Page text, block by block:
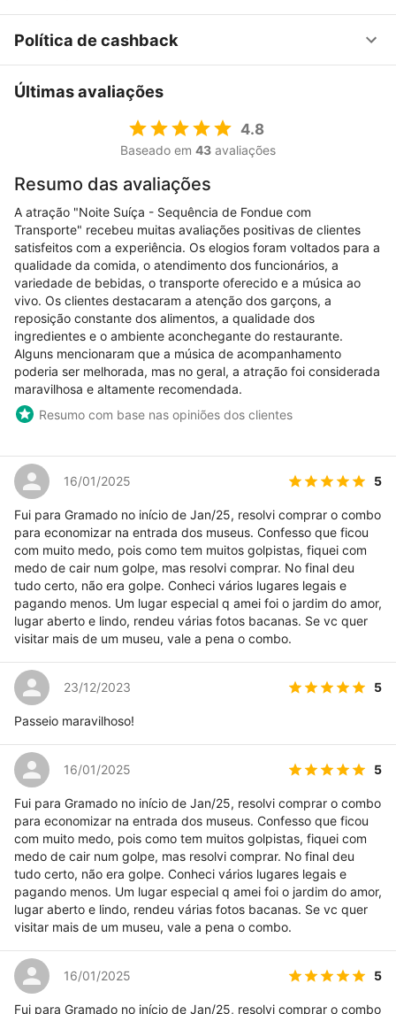
Política de cashback
Últimas avaliações
4.8
Baseado em 43 avaliações
Resumo das avaliações
A atração "Noite Suíça - Sequência de Fondue com
Transporte" recebeu muitas avaliações positivas de clientes
satisfeitos com a experiência. Os elogios foram voltados para a
qualidade da comida, o atendimento dos funcionários, a
variedade de bebidas, o transporte oferecido e a música ao
vivo. Os clientes destacaram a atenção dos garçons, a
reposição constante dos alimentos, a qualidade dos
ingredientes e o ambiente aconchegante do restaurante.
Alguns mencionaram que a música de acompanhamento
poderia ser melhorada, mas no geral, a atração foi considerada
maravilhosa e altamente recomendada.
Resumo com base nas opiniões dos clientes
16/01/2025 5
Fui para Gramado no início de Jan/25, resolvi comprar o combo
para economizar na entrada dos museus. Confesso que ficou
com muito medo, pois como tem muitos golpistas, fiquei com
medo de cair num golpe, mas resolvi comprar. No final deu
tudo certo, não era golpe. Conheci vários lugares legais e
pagando menos. Um lugar especial q amei foi o jardim do amor,
lugar aberto e lindo, rendeu várias fotos bacanas. Se vc quer
visitar mais de um museu, vale a pena o combo.
23/12/2023 5
Passeio maravilhoso!
16/01/2025 5
Fui para Gramado no início de Jan/25, resolvi comprar o combo
para economizar na entrada dos museus. Confesso que ficou
com muito medo, pois como tem muitos golpistas, fiquei com
medo de cair num golpe, mas resolvi comprar. No final deu
tudo certo, não era golpe. Conheci vários lugares legais e
pagando menos. Um lugar especial q amei foi o jardim do amor,
lugar aberto e lindo, rendeu várias fotos bacanas. Se vc quer
visitar mais de um museu, vale a pena o combo.
16/01/2025 5
Fui para Gramado no início de Jan/25, resolvi comprar o combo